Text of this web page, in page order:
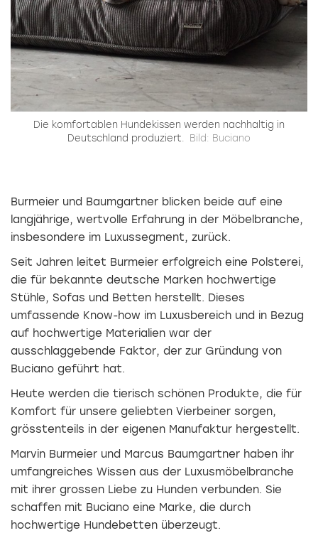
Die komfortablen Hundekissen werden nachhaltig in
Deutschland produziert.
Bild: Buciano
Burmeier und Baumgartner blicken beide auf eine
langjährige, wertvolle Erfahrung in der Möbelbranche,
insbesondere im Luxussegment, zurück.
Seit Jahren leitet Burmeier erfolgreich eine Polsterei,
die für bekannte deutsche Marken hochwertige
Stühle, Sofas und Betten herstellt. Dieses
umfassende Know-how im Luxusbereich und in Bezug
auf hochwertige Materialien war der
ausschlaggebende Faktor, der zur Gründung von
Buciano geführt hat.
Heute werden die tierisch schönen Produkte, die für
Komfort für unsere geliebten Vierbeiner sorgen,
grösstenteils in der eigenen Manufaktur hergestellt.
Marvin Burmeier und Marcus Baumgartner haben ihr
umfangreiches Wissen aus der Luxusmöbelbranche
mit ihrer grossen Liebe zu Hunden verbunden. Sie
schaffen mit Buciano eine Marke, die durch
hochwertige Hundebetten überzeugt.